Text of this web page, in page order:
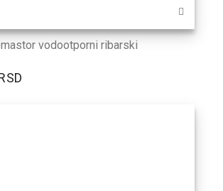
vodootporni ribarski